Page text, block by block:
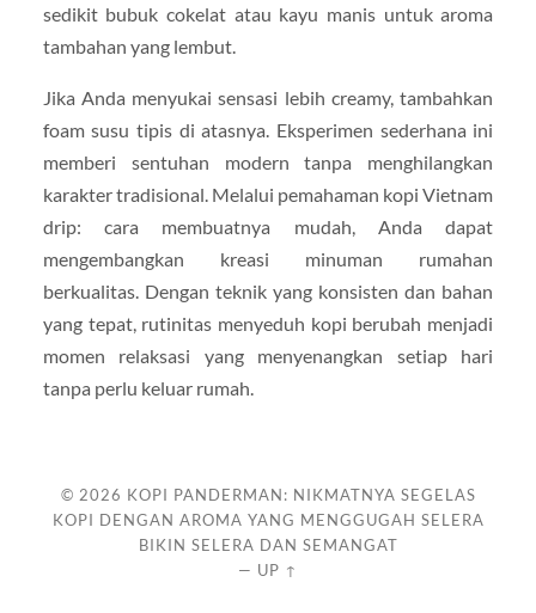
sedikit bubuk cokelat atau kayu manis untuk aroma
tambahan yang lembut.
Jika Anda menyukai sensasi lebih creamy, tambahkan
foam susu tipis di atasnya. Eksperimen sederhana ini
memberi sentuhan modern tanpa menghilangkan
karakter tradisional. Melalui pemahaman kopi Vietnam
drip: cara membuatnya mudah, Anda dapat
mengembangkan kreasi minuman rumahan
berkualitas. Dengan teknik yang konsisten dan bahan
yang tepat, rutinitas menyeduh kopi berubah menjadi
momen relaksasi yang menyenangkan setiap hari
tanpa perlu keluar rumah.
© 2026 KOPI PANDERMAN: NIKMATNYA SEGELAS
KOPI DENGAN AROMA YANG MENGGUGAH SELERA
BIKIN SELERA DAN SEMANGAT
— UP ↑